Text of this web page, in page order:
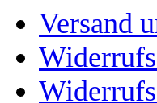
Versand